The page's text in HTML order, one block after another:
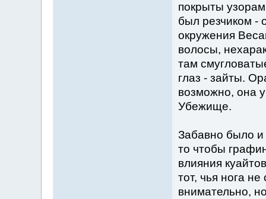
покрыты
был резчиком -
окружения
волосы,
там
глаз - зайты.
возможно, она
Убежище.
Забавно было и
то чтобы
влияния
тот, чья нога
внимательно,